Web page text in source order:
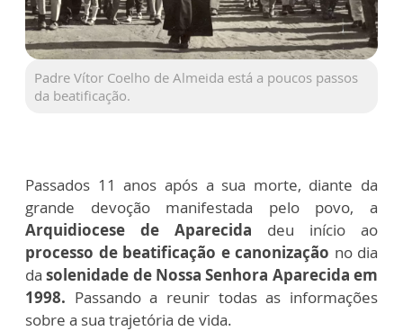
Padre Vítor Coelho de Almeida está a poucos passos
da beatificação.
Passados 11 anos após a sua morte, diante da
grande devoção manifestada pelo povo, a
Arquidiocese de Aparecida deu início ao
processo de beatificação e canonização no dia
dasolenidade de Nossa Senhora Aparecida em
1998. Passando a reunir todas as informações
sobre a sua trajetória de vida.